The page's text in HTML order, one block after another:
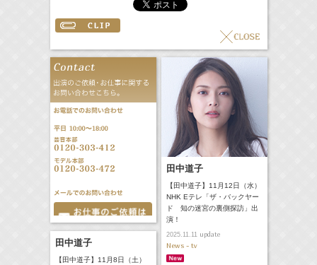
田中道子
【田中道子】11月12日（水）
NHK Eテレ「ザ・バックヤー
ド 知の迷宮の裏側探訪」出
演！
2025.11.11update
News - tv
田中道子
【田中道子】11月8日（土）